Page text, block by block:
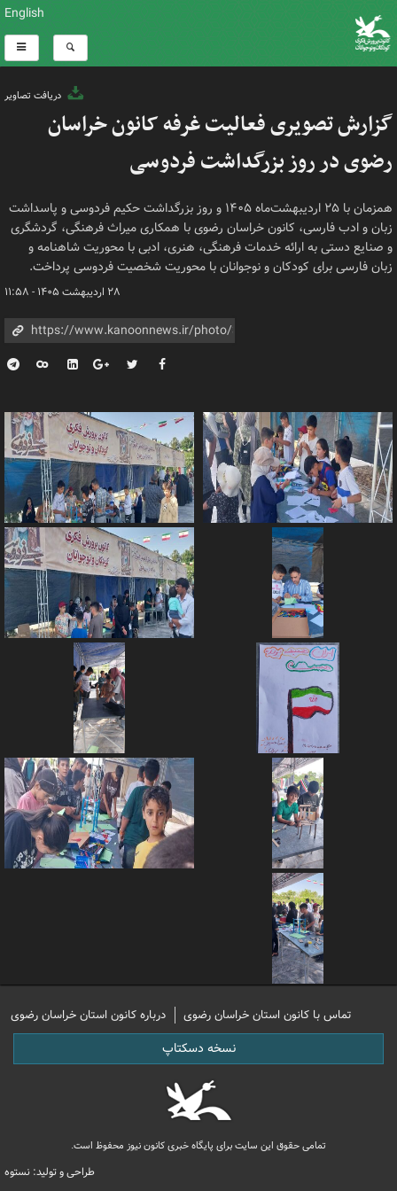
English
دریافت تصاویر
گزارش تصویری فعالیت غرفه کانون خراسان
رضوی در روز بزرگداشت فردوسی
همزمان با ۲۵ اردیبهشت‌ماه ۱۴۰۵ و روز بزرگداشت حکیم فردوسی و پاسداشت
زبان و ادب فارسی، کانون خراسان رضوی با همکاری میراث فرهنگی، گردشگری
و صنایع دستی به ارائه خدمات فرهنگی، هنری، ادبی با محوریت شاهنامه و
زبان فارسی برای کودکان و نوجوانان با محوریت شخصیت فردوسی پرداخت.
۲۸ اردیبهشت ۱۴۰۵ - ۱۱:۵۸
تماس با کانون استان خراسان رضوی درباره کانون استان خراسان رضوی
نسخه دسکتاپ
تمامی حقوق این سایت برای پایگاه خبری کانون نیوز محفوظ است.
طراحی و تولید: نستوه